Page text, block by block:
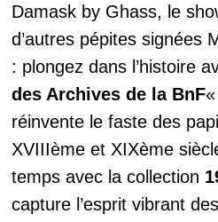
Damask by Ghass, le
d’autres pépites signées
: plongez dans l’histoire
des Archives de la BnF
réinvente le faste des
XVIIIème et XIXème
temps avec la collection
capture l’esprit vibrant